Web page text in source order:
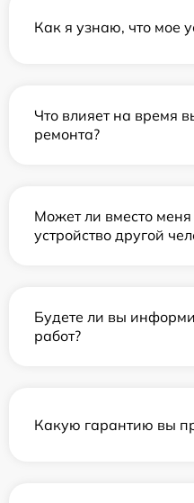
Как я узнаю, что мое
Что влияет на время
ремонта?
Может ли вместо меня
устройство другой
Будете ли вы
работ?
Какую гарантию вы